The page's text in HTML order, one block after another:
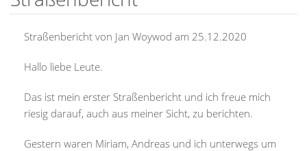
Straßenbericht von Jan Woywod am 25.12.2020
Hallo liebe Leute.
Das ist mein erster Straßenbericht und ich freue mich
riesig darauf, auch aus meiner Sicht, zu berichten.
Gestern waren Miriam, Andreas und ich unterwegs um